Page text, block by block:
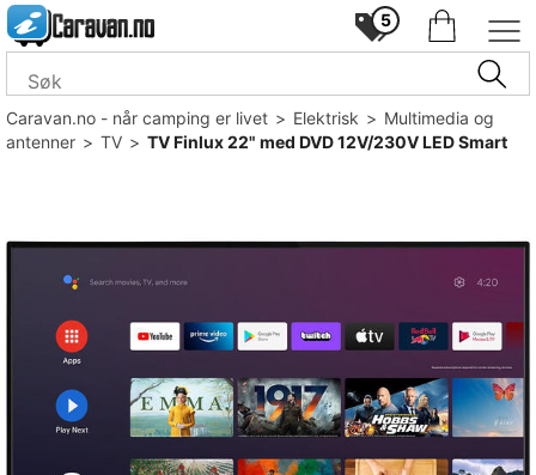
5
Caravan.no - når camping er livet>Elektrisk>Multimedia og
antenner>TV>TV Finlux 22" med DVD 12V/230V LED Smart